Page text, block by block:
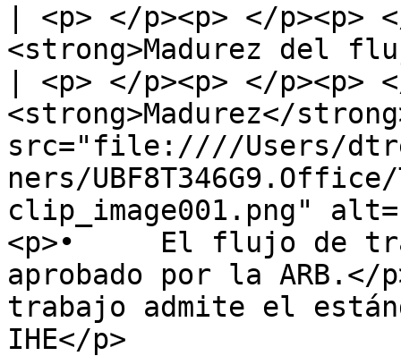
| <p> </p><p> </p><p>
<strong>Madurez del
| <p> </p><p> </p><p>
<strong>Madurez</
src="file:////Users/
ners/
clip_image001.png"
<p>•     El flujo de
aprobado por la
trabajo admite el
IHE</p>